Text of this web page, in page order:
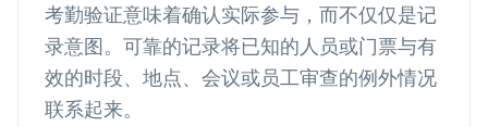
考勤验证意味着确认实际参与，而不仅仅是记
录意图。可靠的记录将已知的人员或门票与有
效的时段、地点、会议或员工审查的例外情况
联系起来。